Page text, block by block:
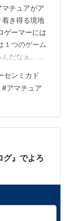
チュアがア
き得る境地
ゲーマーには
１つのゲーム
だなぁ。
キャラも 取
意味に於い
みると、 そ
祝日はPS4Pro
フォースの
センミカド
#アマチュア
グ』でよろ